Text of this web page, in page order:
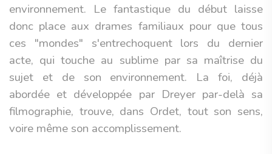
environnement. Le fantastique du début laisse
donc place aux drames familiaux pour que tous
ces "mondes" s'entrechoquent lors du dernier
acte, qui touche au sublime par sa maîtrise du
sujet et de son environnement. La foi, déjà
abordée et développée par Dreyer par-delà sa
filmographie, trouve, dans Ordet, tout son sens,
voire même son accomplissement.